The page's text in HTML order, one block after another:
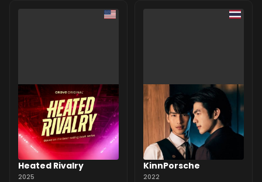
Heated Rivalry
2025
KinnPorsche
2022